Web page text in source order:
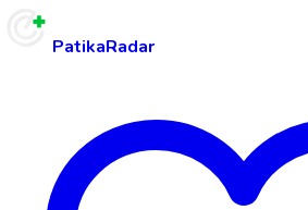
PatikaRadar